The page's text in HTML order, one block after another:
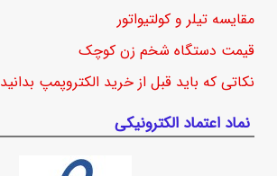
مقایسه تیلر و کولتیواتور
قیمت دستگاه شخم زن کوچک
نکاتی که باید قبل از خرید الکتروپمپ بدانید
نماد اعتماد الکترونیکی